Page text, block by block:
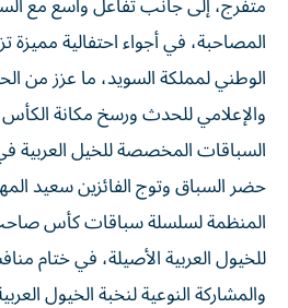
المصاحبة، في أجواء احتفالية مميزة
الوطني لمملكة السويد، ما عزز من
والإعلامي للحدث ورسخ مكانة الكأس
السباقات المخصصة للخيل العربية
حضر السباق وتوج الفائزين سعيد
المنظمة لسلسلة سباقات كأس
للخيول العربية الأصيلة، في ختام
والمشاركة النوعية لنخبة الخيول